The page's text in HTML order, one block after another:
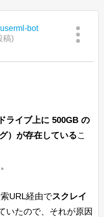
bot
稿)
ライブ上に 500GB の
）が存在しているこ
URL経由でスクレイ
いたので、それが原因